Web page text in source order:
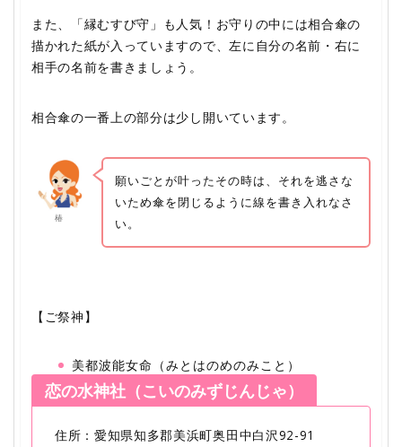
また、「縁むすび守」も人気！お守りの中には相合傘の
描かれた紙が入っていますので、左に自分の名前・右に
相手の名前を書きましょう。
相合傘の一番上の部分は少し開いています。
椿
願いごとが叶ったその時は、それを逃さな
いため傘を閉じるように線を書き入れなさ
い。
【ご祭神】
美都波能女命（みとはのめのみこと）
恋の水神社（こいのみずじんじゃ）
住所：愛知県知多郡美浜町奥田中白沢92-91